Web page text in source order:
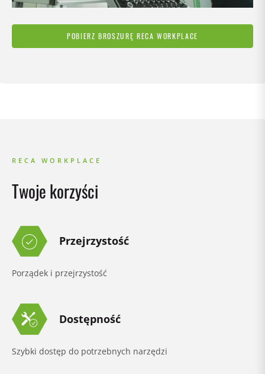
POBIERZ BROSZURĘ RECA WORKPLACE
RECA WORKPLACE
Twoje korzyści
Przejrzystość
Porządek i przejrzystość
Dostępność
Szybki dostęp do potrzebnych narzędzi